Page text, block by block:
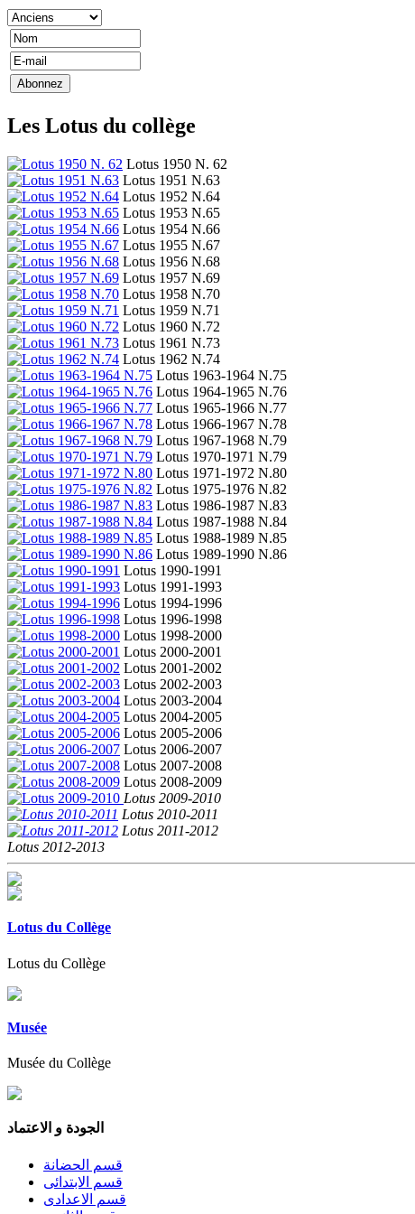
Les Lotus du collège
Lotus 1950 N. 62
Lotus 1951 N.63
Lotus 1952 N.64
Lotus 1953 N.65
Lotus 1954 N.66
Lotus 1955 N.67
Lotus 1956 N.68
Lotus 1957 N.69
Lotus 1958 N.70
Lotus 1959 N.71
Lotus 1960 N.72
Lotus 1961 N.73
Lotus 1962 N.74
Lotus 1963-1964 N.75
Lotus 1964-1965 N.76
Lotus 1965-1966 N.77
Lotus 1966-1967 N.78
Lotus 1967-1968 N.79
Lotus 1970-1971 N.79
Lotus 1971-1972 N.80
Lotus 1975-1976 N.82
Lotus 1986-1987 N.83
Lotus 1987-1988 N.84
Lotus 1988-1989 N.85
Lotus 1989-1990 N.86
Lotus 1990-1991
Lotus 1991-1993
Lotus 1994-1996
Lotus 1996-1998
Lotus 1998-2000
Lotus 2000-2001
Lotus 2001-2002
Lotus 2002-2003
Lotus 2003-2004
Lotus 2004-2005
Lotus 2005-2006
Lotus 2006-2007
Lotus 2007-2008
Lotus 2008-2009
Lotus 2009-2010
Lotus 2010-2011
Lotus 2011-2012
Lotus 2012-2013
Lotus du Collège
Lotus du Collège
Musée
Musée du Collège
الجودة و الاعتماد
قسم الحضانة
قسم الابتدائى
قسم الاعدادى